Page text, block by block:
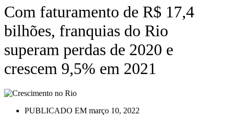
Com faturamento de R$ 17,4
bilhões, franquias do Rio
superam perdas de 2020 e
crescem 9,5% em 2021
PUBLICADO EM março 10, 2022